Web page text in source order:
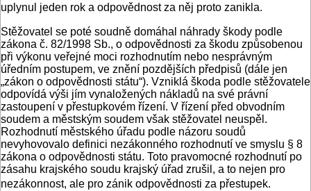
uplynul jeden rok a odpovědnost za něj proto zanikla.
Stěžovatel se poté soudně domáhal náhrady škody podle
zákona č. 82/1998 Sb., o odpovědnosti za škodu způsobenou
při výkonu veřejné moci rozhodnutím nebo nesprávným
úředním postupem, ve znění pozdějších předpisů (dále jen
„zákon o odpovědnosti státu“). Vzniklá škoda podle stěžovatele
odpovídá výši jím vynaložených nákladů na své právní
zastoupení v přestupkovém řízení. V řízení před obvodním
soudem a městským soudem však stěžovatel neuspěl.
Rozhodnutí městského úřadu podle názoru soudů
nevyhovovalo definici nezákonného rozhodnutí ve smyslu § 8
zákona o odpovědnosti státu. Toto pravomocné rozhodnutí po
zásahu krajského soudu krajský úřad zrušil, a to nejen pro
nezákonnost, ale pro zánik odpovědnosti za přestupek.